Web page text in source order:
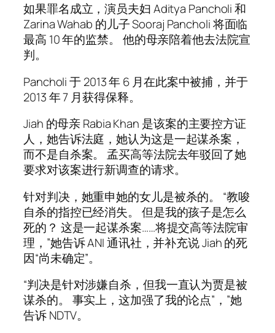
如果罪名成立，演员夫妇 Aditya Pancholi 和
Zarina Wahab 的儿子 Sooraj Pancholi 将面临
最高 10 年的监禁。 他的母亲陪着他去法院宣
判。
Pancholi 于 2013 年 6 月在此案中被捕，并于
2013 年 7 月获得保释。
Jiah 的母亲 Rabia Khan 是该案的主要控方证
人，她告诉法庭，她认为这是一起谋杀案，
而不是自杀案。 孟买高等法院去年驳回了她
要求对该案进行新调查的请求。
针对判决，她重申她的女儿是被杀的。 “教唆
自杀的指控已经消失。 但是我的孩子是怎么
死的？ 这是一起谋杀案……将提交高等法院审
理，”她告诉 ANI 通讯社，并补充说 Jiah 的死
因“尚未确定”。
“判决是针对涉嫌自杀，但我一直认为贾是被
谋杀的。 事实上，这加强了我的论点”，”她
告诉 NDTV。